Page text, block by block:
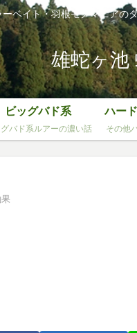
ーベイト・羽根モノマニアの
雄蛇ヶ池
ビッグバド系
バド系ルアーの濃い話
ハー
その他